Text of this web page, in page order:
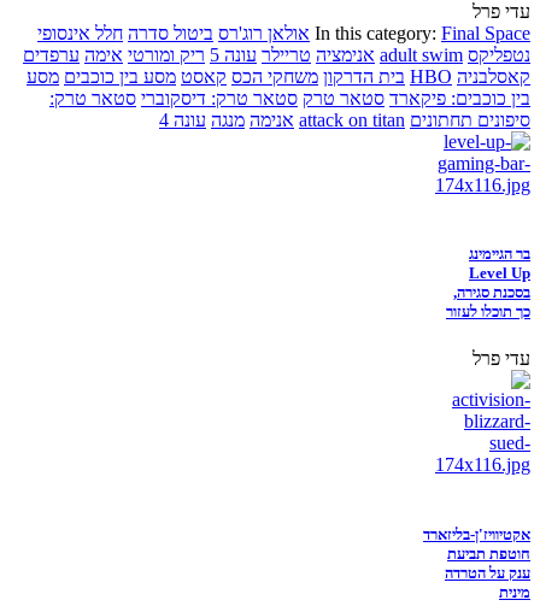
עדי פרל
In this category: Final Space אולאן רוג'רס ביטול סדרה חלל אינסופי
נטפליקס adult swim אנימציה טריילר עונה 5 ריק ומורטי אימה ערפדים
קאסלבניה HBO בית הדרקון משחקי הכס קאסט מסע בין כוכבים מסע
בין כוכבים: פיקארד סטאר טרק סטאר טרק: דיסקוברי סטאר טרק:
סיפונים תחתונים attack on titan אנימה מנגה עונה 4
בר הגיימינג
Level Up
בסכנת סגירה,
כך תוכלו לעזור
עדי פרל
אקטיוויז'ן-בליזארד
חוטפת תביעת
ענק על הטרדה
מינית